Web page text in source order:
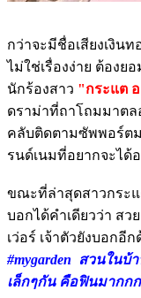
กว่าจะมีชื่อเสียงเงิน
ไม่ใช่เรื่องง่าย ต้องย
นักร้องสาว "กระแต
ดราม่าที่ถาโถมมาต
คลับติดตามซัพพอร์ต
รนด์เนมที่อยากจะได้
ขณะที่ล่าสุดสาวกระแ
บอกได้คำเดียวว่า ส
เว่อร์ เจ้าตัวยังบอกอีก
#mygarden สวนในบ้
เล็กๆกัน คือฟินมากก